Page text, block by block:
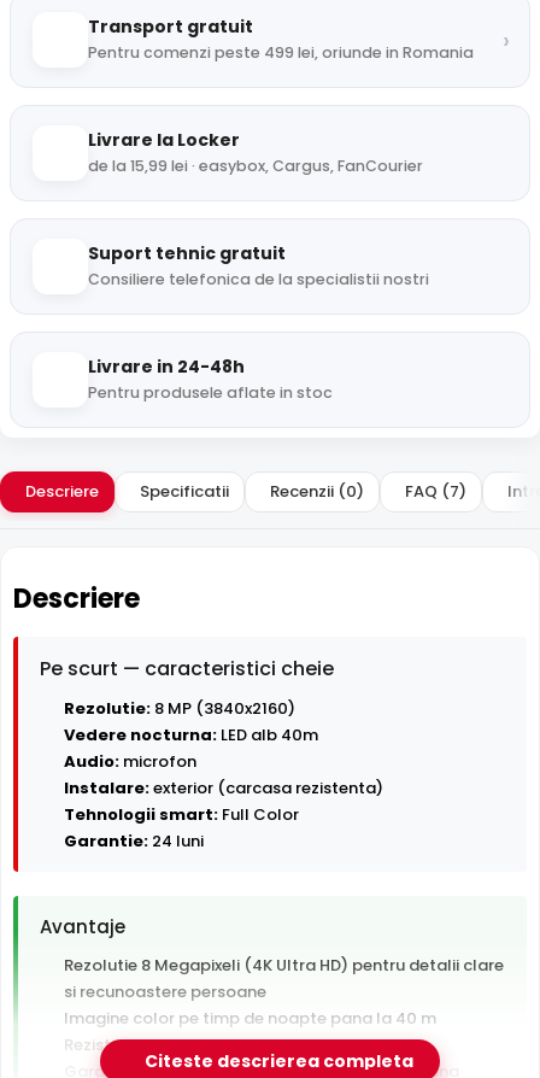
Transport gratuit
Pentru comenzi peste 499 lei, oriunde in Romania ›
Livrare la Locker
de la 15,99 lei · easybox, Cargus, FanCourier
Suport tehnic gratuit
Consiliere telefonica de la specialistii nostri
Livrare in 24-48h
Pentru produsele aflate in stoc
Descriere Specificatii Recenzii (0) FAQ (7)
Descriere
Pe scurt — caracteristici cheie
Rezolutie: 8 MP (3840x2160)
Vedere nocturna: LED alb 40m
Audio: microfon
Instalare:exterior (carcasa rezistenta)
Tehnologii smart: Full Color
Garantie: 24 luni
Avantaje
Rezolutie 8 Megapixeli (4K Ultra HD) pentru detalii clare
si recunoastere persoane
Imagine color pe timp de noapte pana la 40 m
Rezistenta la exterior — ploaie, praf si inghet
Garantie 24 luni si suport tehnic gratuit in romana
Citeste descrierea completa